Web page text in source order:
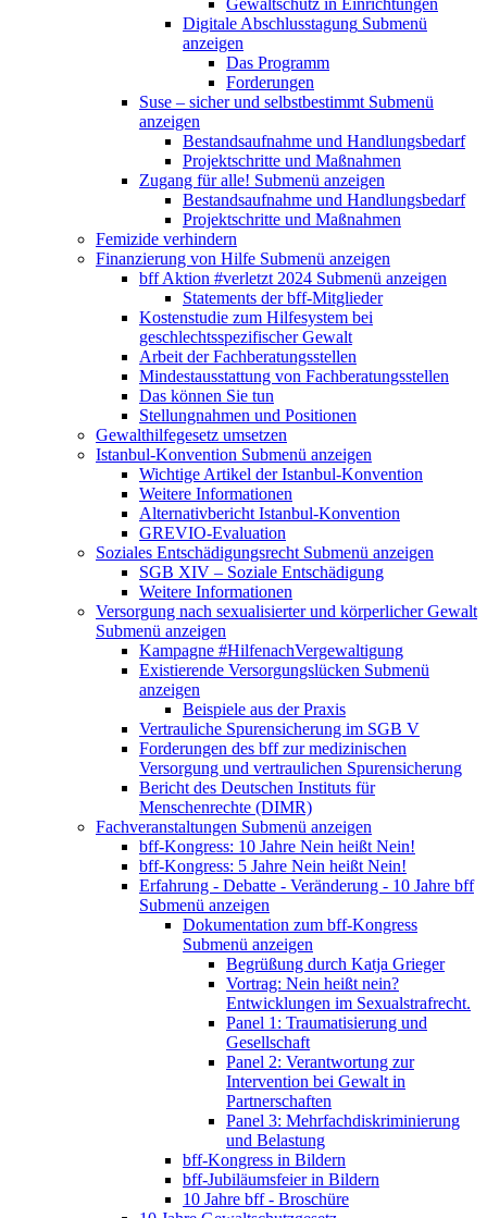
Gewaltschutz in Einrichtungen
Digitale Abschlusstagung Submenü
anzeigen
Das Programm
Forderungen
Suse – sicher und selbstbestimmt Submenü
anzeigen
Bestandsaufnahme und Handlungsbedarf
Projektschritte und Maßnahmen
Zugang für alle! Submenü anzeigen
Bestandsaufnahme und Handlungsbedarf
Projektschritte und Maßnahmen
Femizide verhindern
Finanzierung von Hilfe Submenü anzeigen
bff Aktion #verletzt 2024 Submenü anzeigen
Statements der bff-Mitglieder
Kostenstudie zum Hilfesystem bei
geschlechtsspezifischer Gewalt
Arbeit der Fachberatungsstellen
Mindestausstattung von Fachberatungsstellen
Das können Sie tun
Stellungnahmen und Positionen
Gewalthilfegesetz umsetzen
Istanbul-Konvention Submenü anzeigen
Wichtige Artikel der Istanbul-Konvention
Weitere Informationen
Alternativbericht Istanbul-Konvention
GREVIO-Evaluation
Soziales Entschädigungsrecht Submenü anzeigen
SGB XIV – Soziale Entschädigung
Weitere Informationen
Versorgung nach sexualisierter und körperlicher Gewalt
Submenü anzeigen
Kampagne #HilfenachVergewaltigung
Existierende Versorgungslücken Submenü
anzeigen
Beispiele aus der Praxis
Vertrauliche Spurensicherung im SGB V
Forderungen des bff zur medizinischen
Versorgung und vertraulichen Spurensicherung
Bericht des Deutschen Instituts für
Menschenrechte (DIMR)
Fachveranstaltungen Submenü anzeigen
bff-Kongress: 10 Jahre Nein heißt Nein!
bff-Kongress: 5 Jahre Nein heißt Nein!
Erfahrung - Debatte - Veränderung - 10 Jahre bff
Submenü anzeigen
Dokumentation zum bff-Kongress
Submenü anzeigen
Begrüßung durch Katja Grieger
Vortrag: Nein heißt nein?
Entwicklungen im Sexualstrafrecht.
Panel 1: Traumatisierung und
Gesellschaft
Panel 2: Verantwortung zur
Intervention bei Gewalt in
Partnerschaften
Panel 3: Mehrfachdiskriminierung
und Belastung
bff-Kongress in Bildern
bff-Jubiläumsfeier in Bildern
10 Jahre bff - Broschüre